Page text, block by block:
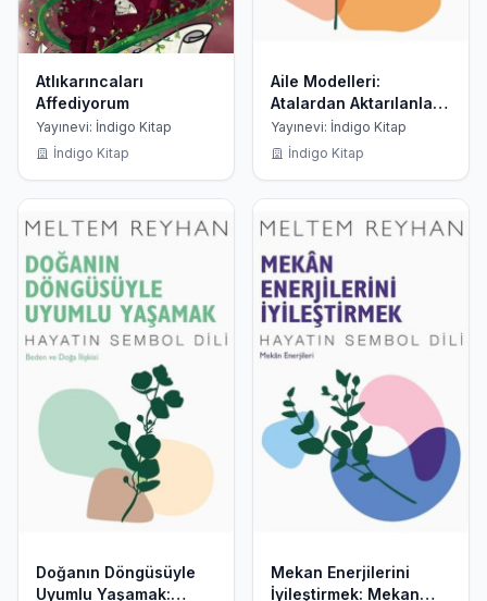
Atlıkarıncaları
Affediyorum
Yayınevi: İndigo Kitap
İndigo Kitap
Aile Modelleri:
Atalardan Aktarılanlar -
Hayatın Sembol Dili
Yayınevi: İndigo Kitap
İndigo Kitap
Doğanın Döngüsüyle
Uyumlu Yaşamak:
Mekan Enerjilerini
İyileştirmek: Mekan